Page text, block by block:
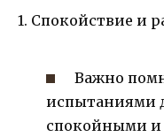
1. Спокойствие и
Важно
испытаниями
спокойными и